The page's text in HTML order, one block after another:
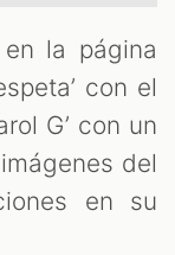
en la página
con el
G’ con un
del
en su